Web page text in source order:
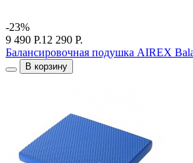
-23%
9 490 Р.12 290 Р.
Балансировочная подушка AIREX
В корзину